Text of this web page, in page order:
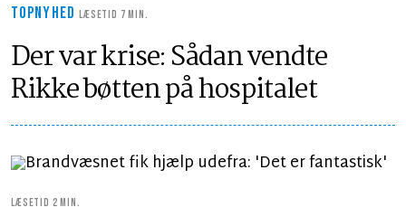
TOPNYHEDLÆSETID 7 MIN.
Der var krise: Sådan vendte
Rikke bøtten på hospitalet
LÆSETID 2 MIN.